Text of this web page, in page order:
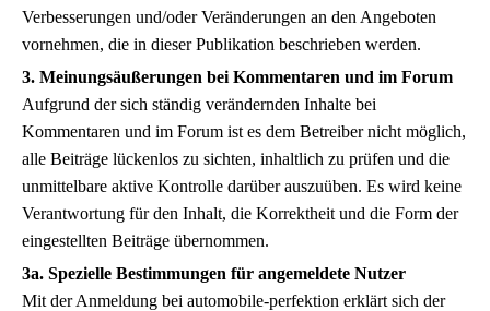
Verbesserungen und/oder Veränderungen an den Angeboten
vornehmen, die in dieser Publikation beschrieben werden.
3. Meinungsäußerungen bei Kommentaren und im Forum
Aufgrund der sich ständig verändernden Inhalte bei
Kommentaren und im Forum ist es dem Betreiber nicht möglich,
alle Beiträge lückenlos zu sichten, inhaltlich zu prüfen und die
unmittelbare aktive Kontrolle darüber auszuüben. Es wird keine
Verantwortung für den Inhalt, die Korrektheit und die Form der
eingestellten Beiträge übernommen.
3a. Spezielle Bestimmungen für angemeldete Nutzer
Mit der Anmeldung bei automobile-perfektion erklärt sich der